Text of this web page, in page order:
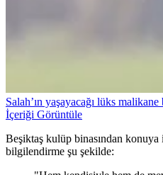
Salah’ın yaşayacağı lüks
İçeriği Görüntüle
Beşiktaş kulüp binasından
bilgilendirme şu şekilde: